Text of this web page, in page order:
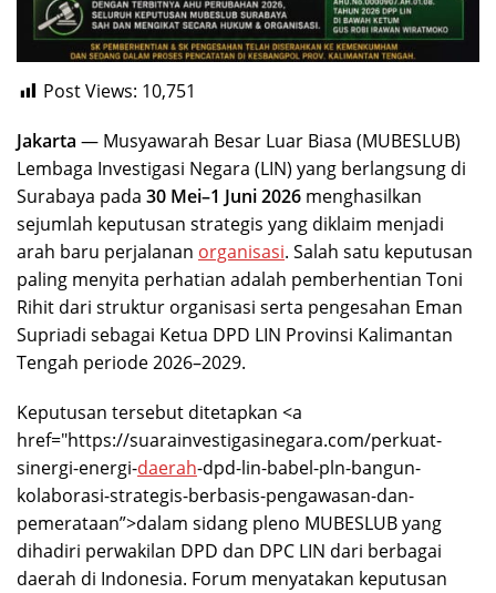
Post Views: 10,751
Jakarta — Musyawarah Besar Luar Biasa (MUBESLUB)
Lembaga Investigasi Negara (LIN) yang berlangsung di
Surabaya pada 30 Mei–1 Juni 2026 menghasilkan
sejumlah keputusan strategis yang diklaim menjadi
arah baru perjalanan organisasi. Salah satu keputusan
paling menyita perhatian adalah pemberhentian Toni
Rihit dari struktur organisasi serta pengesahan Eman
Supriadi sebagai Ketua DPD LIN Provinsi Kalimantan
Tengah periode 2026–2029.
Keputusan tersebut ditetapkan <a
href="https://suarainvestigasinegara.com/perkuat-
sinergi-energi-daerah-dpd-lin-babel-pln-bangun-
kolaborasi-strategis-berbasis-pengawasan-dan-
pemerataan”>dalam sidang pleno MUBESLUB yang
dihadiri perwakilan DPD dan DPC LIN dari berbagai
daerah di Indonesia. Forum menyatakan keputusan